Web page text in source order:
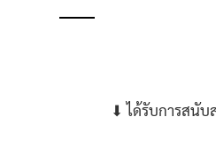
⬇ ได้รับการสนับ